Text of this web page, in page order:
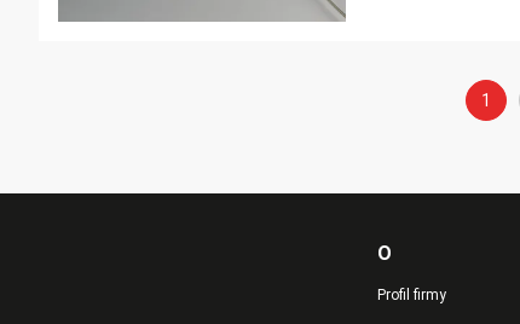
1
O
Profil firmy